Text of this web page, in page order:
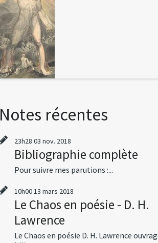
Notes récentes
23h28 03 nov. 2018
Bibliographie complète
Pour suivre mes parutions :...
10h0013 mars 2018
Le Chaos en poésie - D. H.
Lawrence
Le Chaos en poésie D. H. Lawrence